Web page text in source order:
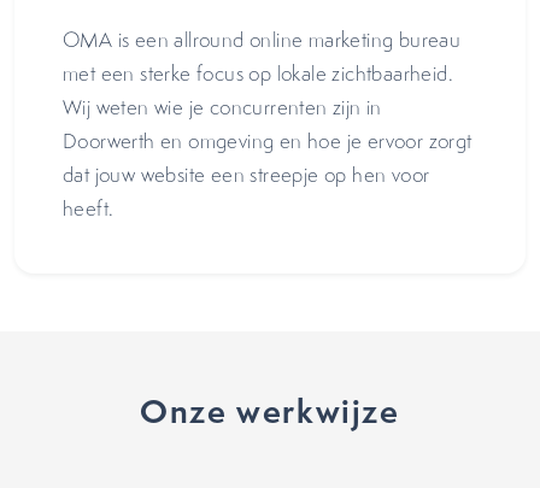
OMA is een allround online marketing bureau
met een sterke focus op lokale zichtbaarheid.
Wij weten wie je concurrenten zijn in
Doorwerth en omgeving en hoe je ervoor zorgt
dat jouw website een streepje op hen voor
heeft.
Onze werkwijze